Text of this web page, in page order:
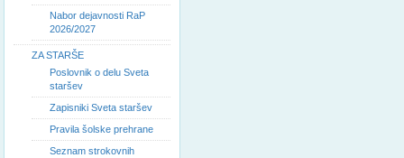
Nabor dejavnosti RaP
2026/2027
ZA STARŠE
Poslovnik o delu Sveta
staršev
Zapisniki Sveta staršev
Pravila šolske prehrane
Seznam strokovnih